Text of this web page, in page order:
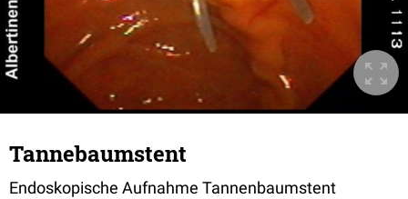
Tannebaumstent
Endoskopische Aufnahme Tannenbaumstent